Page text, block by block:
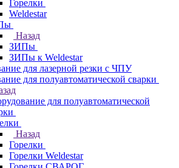
Горелки
Weldestar
Назад
ЗИПы
ЗИПы к Weldestar
для лазерной резки с ЧПУ
для полуавтоматической сварки
для полуавтоматической
Назад
Горелки
Горелки Weldestar